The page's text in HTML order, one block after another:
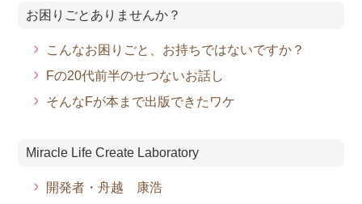
お困りごとありませんか？
こんなお困りごと、お持ちではないですか？
Fの20代前半のせつないお話し
そんなFが本まで出版できたワケ
Miracle Life Create Laboratory
開発者・舟越 康浩